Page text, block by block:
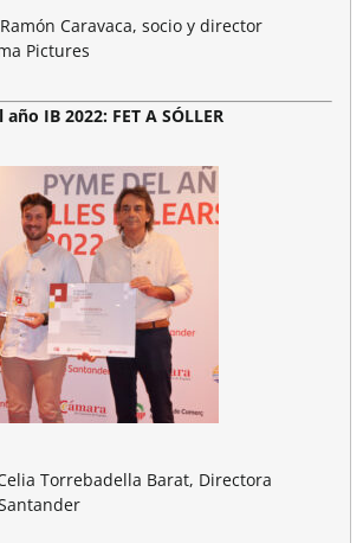
Caravaca, socio y director
Pictures
IB 2022: FET A SÓLLER
Torrebadella Barat, Directora